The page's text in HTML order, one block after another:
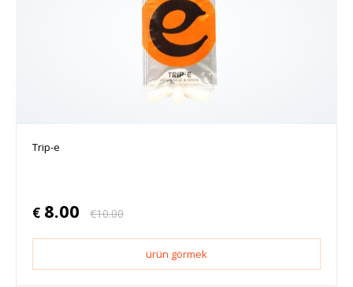
Trip-e
€ 8.00 €10.00
ürün görmek